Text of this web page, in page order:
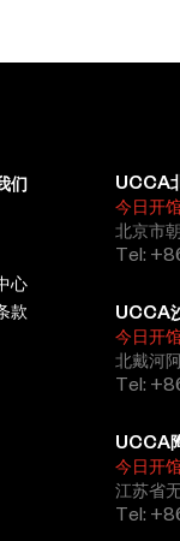
们
心
款
UCCA
今日开
北京市
Tel:
UCCA
今日开
北戴河
Tel:
UCCA
今日开
江苏省
Tel: